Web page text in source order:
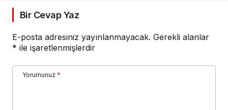
Bir Cevap Yaz
E-posta adresiniz yayınlanmayacak. Gerekli alanlar
* ile işaretlenmişlerdir
Yorumunuz *